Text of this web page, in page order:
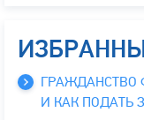
ГРАЖДАНСТВО
И КАК ПОДАТЬ